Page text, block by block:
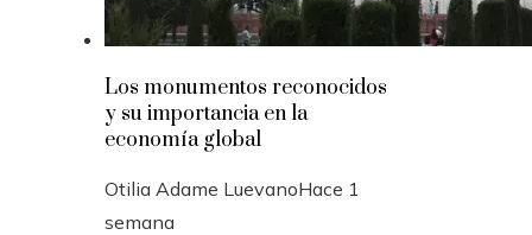
Los monumentos reconocidos
y su importancia en la
economía global
Otilia Adame LuevanoHace 1
semana